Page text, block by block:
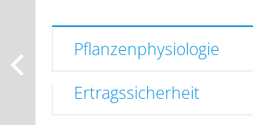
Pflanzenphysiologie
Ertragssicherheit